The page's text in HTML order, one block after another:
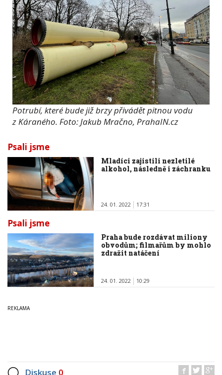
Potrubí, které bude již brzy přivádět pitnou vodu
z Káraného. Foto: Jakub Mračno, PrahaIN.cz
Psali jsme
Mladíci zajistili nezletilé
alkohol, následně i záchranku
24. 01. 2022 17:31
Psali jsme
Praha bude rozdávat miliony
obvodům; filmařům by mohlo
zdražit natáčení
24. 01. 2022 10:29
Diskuse 0